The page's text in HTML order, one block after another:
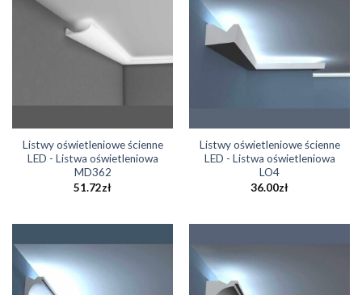
Listwy oświetleniowe ścienne
LED - Listwa oświetleniowa
MD362
51.72zł
Listwy oświetleniowe ścienne
LED - Listwa oświetleniowa
LO4
36.00zł